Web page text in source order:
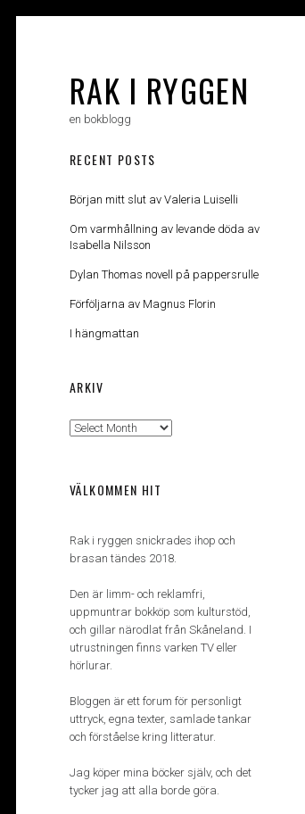
RAK I RYGGEN
en bokblogg
RECENT POSTS
Början mitt slut av Valeria Luiselli
Om varmhållning av levande döda av
Isabella Nilsson
Dylan Thomas novell på pappersrulle
Förföljarna av Magnus Florin
I hängmattan
ARKIV
Arkiv
VÄLKOMMEN HIT
Rak i ryggen snickrades ihop och
brasan tändes 2018.
Den är limm- och reklamfri,
uppmuntrar bokköp som kulturstöd,
och gillar närodlat från Skåneland. I
utrustningen finns varken TV eller
hörlurar.
Bloggen är ett forum för personligt
uttryck, egna texter, samlade tankar
och förståelse kring litteratur.
Jag köper mina böcker själv, och det
tycker jag att alla borde göra.